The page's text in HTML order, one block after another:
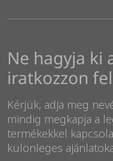
Ne hagyja ki
iratkozzon
Kérjük, adja meg
mindig megkapja a
termékekkel
különleges